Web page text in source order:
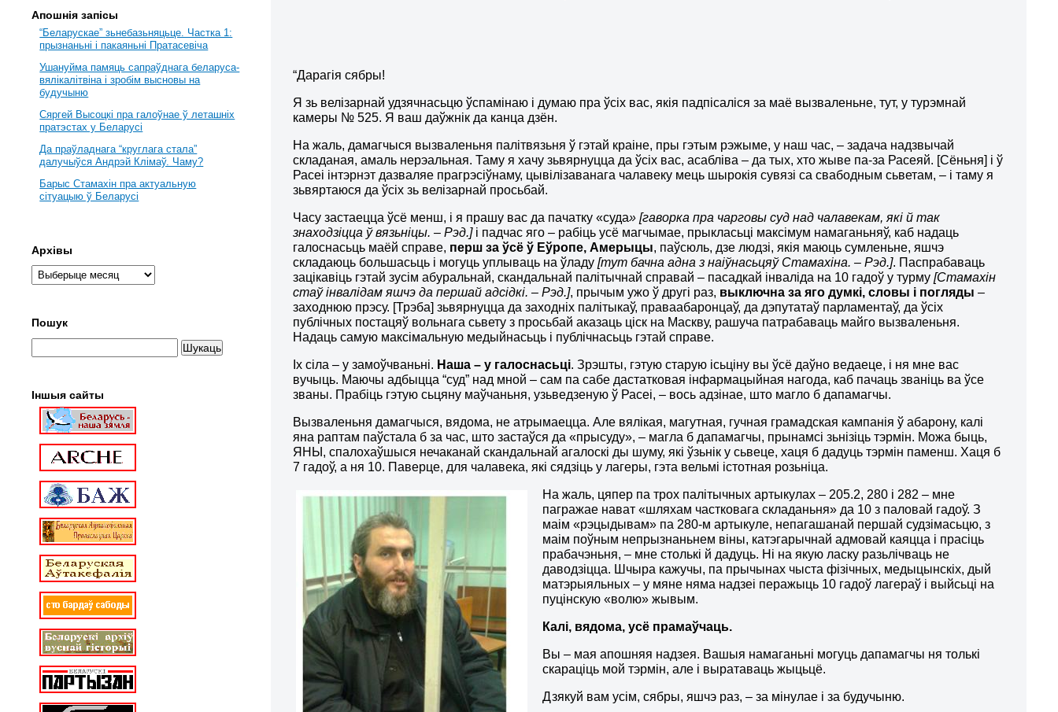
“Дарагія сябры!
Я зь велізарнай удзячнасьцю ўспамінаю і думаю пра ўсіх вас, якія падпісаліся за маё вызваленьне, тут, у турэмнай
камеры № 525. Я ваш даўжнiк да канца дзён.
На жаль, дамагчыся вызваленьня палітвязьня ў гэтай краіне, пры гэтым рэжыме, у наш час, – задача надзвычай
складаная, амаль нерэальная. Таму я хачу зьвярнуцца да ўсіх вас, асабліва – да тых, хто жыве па-за Расеяй. [Сёньня] і ў
Расеі інтэрнэт дазваляе прагрэсіўнаму, цывілізаванага чалавеку мець шырокія сувязі са свабодным сьветам, – і таму я
зьвяртаюся да ўсіх зь велізарнай просьбай.
Часу застаецца ўсё менш, і я прашу вас да пачатку «суда» [гаворка пра чарговы суд над чалавекам, які й так
знаходзіцца ў вязьніцы. – Рэд.]і падчас яго – рабіць усё магчымае, прыкласьці максімум намаганьняў, каб надаць
галоснасьць маёй справе, перш за ўсё ў Еўропе, Амерыцы, паўсюль, дзе людзі, якія маюць сумленьне, яшчэ
складаюць большасьць і могуць уплываць на ўладу[тут бачна адна з наіўнасьцяў Стамахіна. – Рэд.]. Паспрабаваць
зацікавіць гэтай зусім абуральнай, скандальнай палітычнай справай – пасадкай інваліда на 10 гадоў у турму[Стамахін
стаў інвалідам яшчэ да першай адсідкі. – Рэд.], прычым ужо ў другі раз, выключна за яго думкі, словы і погляды –
заходнюю прэсу. [Трэба] зьвярнуцца да заходніх палітыкаў, праваабаронцаў, да дэпутатаў парламентаў, да ўсіх
публічных постацяў вольнага сьвету з просьбай аказаць ціск на Маскву, рашуча патрабаваць майго вызваленьня.
Надаць самую максімальную медыйнасьць і публічнасьць гэтай справе.
Іх сіла – у замоўчваньні. Наша – у галоснасьці. Зрэшты, гэтую старую ісьціну вы ўсё даўно ведаеце, і ня мне вас
вучыць. Маючы адбыцца “суд” над мной – сам па сабе дастатковая інфармацыйная нагода, каб пачаць званіць ва ўсе
званы. Прабіць гэтую сьцяну маўчаньня, узьведзеную ў Расеі, – вось адзінае, што магло б дапамагчы.
Вызваленьня дамагчыся, вядома, не атрымаецца. Але вялікая, магутная, гучная грамадская кампанія ў абарону, калі
яна раптам паўстала б за час, што застаўся да «прысуду», – магла б дапамагчы, прынамсі зьнізіць тэрмін. Можа быць,
ЯНЫ, спалохаўшыся нечаканай скандальнай агалоскі ды шуму, які ўзьнік у сьвеце, хаця б дадуць тэрмін паменш. Хаця б
7 гадоў, а ня 10. Паверце, для чалавека, які сядзіць у лагеры, гэта вельмі істотная розьніца.
На жаль, цяпер па трох палітычных артыкулах – 205.2, 280 і 282 – мне
пагражае нават «шляхам частковага складаньня» да 10 з паловай гадоў. З
маім «рэцыдывам» па 280-м артыкуле, непагашанай першай судзімасьцю, з
маім поўным непрызнаньнем віны, катэгарычнай адмовай каяцца і прасіць
прабачэньня, – мне столькі й дадуць. Ні на якую ласку разьлічваць не
даводзіцца. Шчыра кажучы, па прычынах чыста фізічных, медыцынскіх, дый
матэрыяльных – у мяне няма надзеі перажыць 10 гадоў лагераў і выйсьці на
пуцінскую «волю» жывым.
Калі, вядома, усё прамаўчаць.
Вы – мая апошняя надзея. Вашыя намаганьні могуць дапамагчы ня толькі
скараціць мой тэрмін, але і выратаваць жыцьцё.
Дзякуй вам усім, сябры, яшчэ раз, – за мінулае і за будучыню.
Апошнія запісы
“Беларускае” зьнебазьняцьце. Частка 1:
прызнаньні і пакаяньні Пратасевіча
Ушануйма памяць сапраўднага беларуса-
вялікалітвіна і зробім высновы на
будучыню
Сяргей Высоцкі пра галоўнае ў леташніх
пратэстах у Беларусі
Да праўладнага “круглага стала”
далучыўся Андрэй Клімаў. Чаму?
Барыс Стамахін пра актуальную
сітуацыю ў Беларусі
Архівы
Пошук
Іншыя сайты